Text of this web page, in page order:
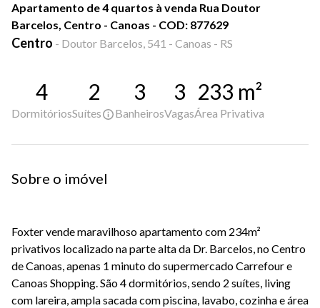
Apartamento de 4 quartos à venda Rua Doutor
Barcelos, Centro - Canoas - COD: 877629
Centro - Doutor Barcelos, 541 - Canoas - RS
4
Dormitórios
2
Suítes
3
Banheiros
3
Vagas
233 m²
Área Privativa
Sobre o imóvel
Foxter vende maravilhoso apartamento com 234m²
privativos localizado na parte alta da Dr. Barcelos, no Centro
de Canoas, apenas 1 minuto do supermercado Carrefour e
Canoas Shopping. São 4 dormitórios, sendo 2 suítes, living
com lareira, ampla sacada com piscina, lavabo, cozinha e área